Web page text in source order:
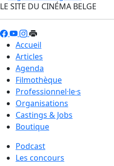
LE SITE DU CINÉMA BELGE
Accueil
Articles
Agenda
Filmothèque
Professionnel·le·s
Organisations
Castings & Jobs
Boutique
Podcast
Les concours